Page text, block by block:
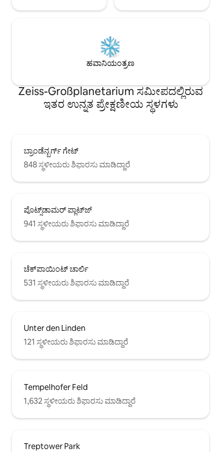
ಹವಾನಿಯಂತ್ರಣ
Zeiss-Großplanetarium ಸಮೀಪದಲ್ಲಿರುವ
ಇತರ ಉನ್ನತ ಪ್ರೇಕ್ಷಣೀಯ ಸ್ಥಳಗಳು
ಬ್ರಾಂಡೆನ್ಬರ್ಗ್ ಗೇಟ್
848 ಸ್ಥಳೀಯರು ಶಿಫಾರಸು ಮಾಡಿದ್ದಾರೆ
ಪೊಟ್ಸ್‌ಡಾಮರ್ ಪ್ಲಾಟ್‌ಜ್
941 ಸ್ಥಳೀಯರು ಶಿಫಾರಸು ಮಾಡಿದ್ದಾರೆ
ಚೆಕ್‌ಪಾಯಿಂಟ್ ಚಾರ್ಲಿ
531 ಸ್ಥಳೀಯರು ಶಿಫಾರಸು ಮಾಡಿದ್ದಾರೆ
Unter den Linden
121 ಸ್ಥಳೀಯರು ಶಿಫಾರಸು ಮಾಡಿದ್ದಾರೆ
Tempelhofer Feld
1,632 ಸ್ಥಳೀಯರು ಶಿಫಾರಸು ಮಾಡಿದ್ದಾರೆ
Treptower Park